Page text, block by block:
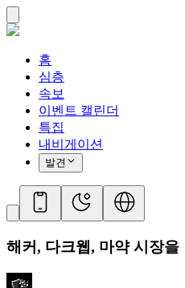
홈
심층
속보
이벤트 캘린더
특집
내비게이션
발견
해커, 다크웹, 마약 시장